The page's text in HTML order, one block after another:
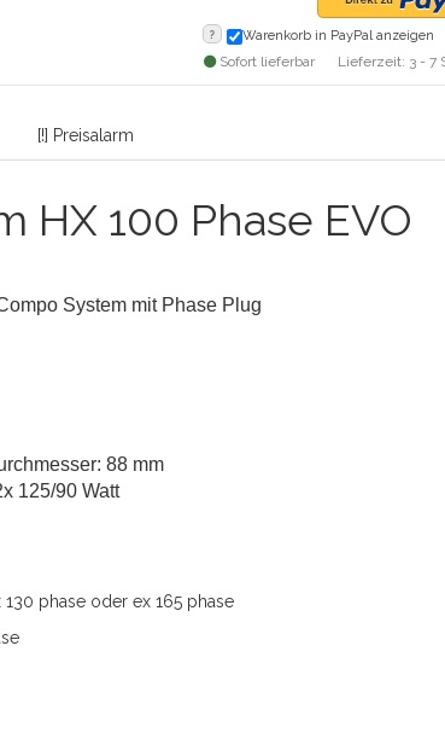
? Warenkorb in PayPal anzeigen
Sofort lieferbar Lieferzeit: 3 - 7
[!] Preisalarm
HX 100 Phase EVO
System mit Phase Plug
88 mm
125/90 Watt
phase oder ex 165 phase